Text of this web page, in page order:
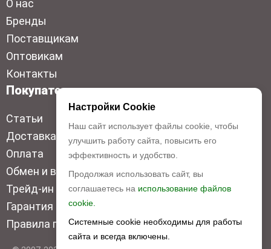
О нас
Бренды
Поставщикам
Оптовикам
Контакты
Покупателям
Статьи
Доставка
Оплата
Обмен и возврат
Трейд-ин
Гарантия низкой цены
Правила продажи
Настройки Cookie
Наш сайт использует файлы cookie, чтобы
улучшить работу сайта, повысить его
эффективность и удобство.
Продолжая использовать сайт, вы
соглашаетесь на использование файлов
cookie.
Системные cookie необходимы для работы
сайта и всегда включены.